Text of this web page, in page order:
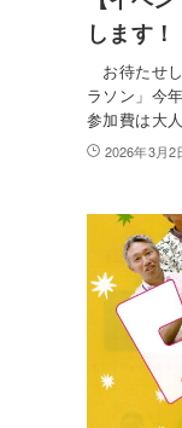
します！
お待たせ
ラソン」今
参加費は大
2026年3月2